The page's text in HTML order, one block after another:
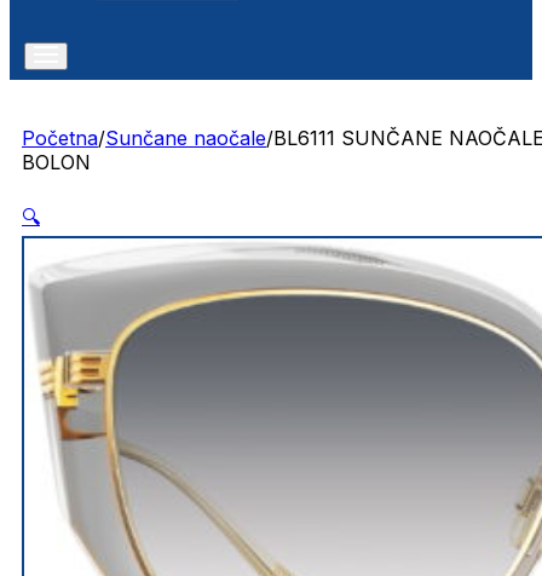
Početna/Sunčane naočale/BL6111 SUNČANE
BOLON
🔍